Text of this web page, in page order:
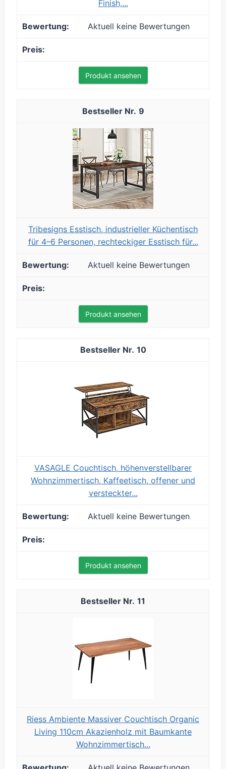
Finish,...
Aktuell keine Bewertungen
Produkt ansehen
9
Tribesigns Esstisch, industrieller Küchentisch
für 4–6 Personen, rechteckiger Esstisch für...
Aktuell keine Bewertungen
Produkt ansehen
10
VASAGLE Couchtisch, höhenverstellbarer
Wohnzimmertisch, Kaffeetisch, offener und
versteckter...
Aktuell keine Bewertungen
Produkt ansehen
11
Riess Ambiente Massiver Couchtisch Organic
Living 110cm Akazienholz mit Baumkante
Wohnzimmertisch...